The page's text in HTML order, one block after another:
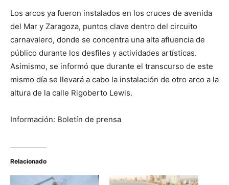
Los arcos ya fueron instalados en los cruces de avenida
del Mar y Zaragoza, puntos clave dentro del circuito
carnavalero, donde se concentra una alta afluencia de
público durante los desfiles y actividades artísticas.
Asimismo, se informó que durante el transcurso de este
mismo día se llevará a cabo la instalación de otro arco a la
altura de la calle Rigoberto Lewis.
Información: Boletín de prensa
Relacionado